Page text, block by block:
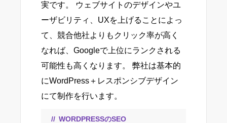
実です。 ウェブサイトのデザインやユ
ーザビリティ、UXを上げることによっ
て、競合他社よりもクリック率が高く
なれば、Googleで上位にランクされる
可能性も高くなります。 弊社は基本的
にWordPress＋レスポンシブデザイン
にて制作を行います。
WORDPRESSのSEO